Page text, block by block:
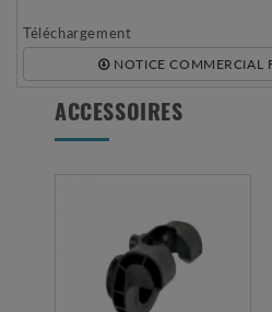
Téléchargement
NOTICE COMMERCIAL
ACCESSOIRES